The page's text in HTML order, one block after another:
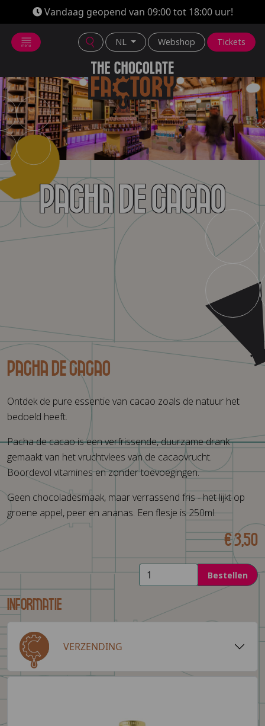
Vandaag geopend van 09:00 tot 18:00 uur!
NL Webshop Tickets
Pacha de Cacao
Pacha de Cacao
Ontdek de pure essentie van cacao zoals de natuur het
bedoeld heeft.
Pacha de cacao is een verfrissende, duurzame drank
gemaakt van het vruchtvlees van de cacaovrucht.
Boordevol vitamines en zonder toevoegingen.
Geen chocoladesmaak, maar verrassend fris - het lijkt op
groene appel, peer en ananas. Een flesje is 250ml.
€ 3,50
Bestellen
Informatie
VERZENDING